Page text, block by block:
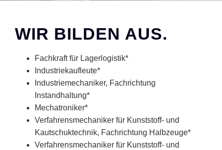
WIR BILDEN AUS.
Fachkraft für Lagerlogistik*
Industriekaufleute*
Industriemechaniker, Fachrichtung
Instandhaltung*
Mechatroniker*
Verfahrensmechaniker für Kunststoff- und
Kautschuktechnik, Fachrichtung Halbzeuge*
Verfahrensmechaniker für Kunststoff- und